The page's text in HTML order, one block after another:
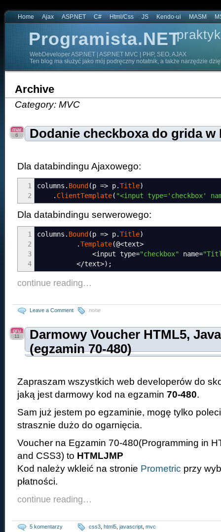
Home Ajax ASP.NET C# Html/Css JS Kendo-ui MASM
Programista.NETpraktyk
WebDeveloper ASP.NET | ASP.NET MVC | PHP, SEO, AJAX
Ten blog ma służyć jako mój podręczny notatnik, a także narzędzie
Archive
Category: MVC
Dodanie checkboxa do grida w
mar
6
Dla databindingu Ajaxowego:
1
2
columns . Bound (p => p.Title)
. ClientTemplate( "<input type='checkbox'
Dla databindingu serwerowego:
1
2
3
4
columns . Bound (p => p.Title)
.Template(@<text>
<input type="checkbox" name=
</text>) ;
continue reading…
Leave a Comment none
Darmowy Voucher HTML5,
(egzamin 70-480)
gru
11
Zapraszam wszystkich web developerów do
jaką jest darmowy kod na egzamin 70-480.
Sam już jestem po egzaminie, mogę tylko
strasznie dużo do ogarnięcia.
Voucher na Egzamin 70-480(Programming in
and CSS3) to HTMLJMP
Kod należy wkleić na stronie Prometric przy
płatności.
continue reading…
5 komentarzy css3 html5 javascript mvc